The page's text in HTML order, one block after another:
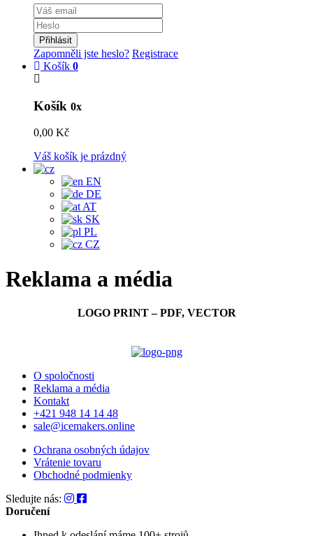
Přihlásit
Zapomněli jste heslo? Registrace
Košík 0
Košík 0x
0,00 Kč
Váš košík je prázdný
EN
DE
AT
SK
PL
CZ
Reklama a média
LOGO PRINT – PDF, VECTOR
O spoločnosti
Reklama a média
Kontakt
+421 948 14 14 48
sale@icemakers.online
Ochrana osobných údajov
Vrátenie tovaru
Obchodné podmienky
Sledujte nás:
Doručení